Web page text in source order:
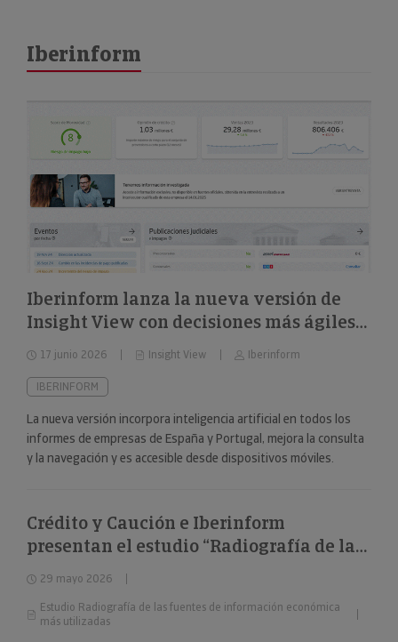
Iberinform
Iberinform lanza la nueva versión de
Insight View con decisiones más ágiles
sobre 322 millones de empresas y
nuevas capacidades en su
funcionalidad de IA
17 junio 2026 Insight View Iberinform
IBERINFORM
La nueva versión incorpora inteligencia artificial en todos los
informes de empresas de España y Portugal, mejora la consulta
y la navegación y es accesible desde dispositivos móviles.
Crédito y Caución e Iberinform
presentan el estudio “Radiografía de las
fuentes de información económica más
utilizadas”
29 mayo 2026
Estudio Radiografía de las fuentes de información económica
más utilizadas